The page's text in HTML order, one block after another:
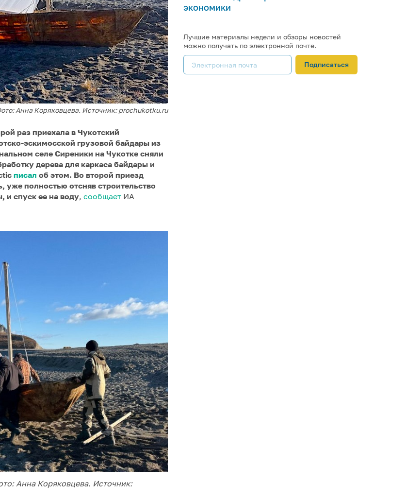
Анна Коряковцева. Источник: prochukotku.ru
раз приехала в Чукотский
эскимосской грузовой байдары из
селе Сиреники на Чукотке сняли
дерева для каркаса байдары и
писал об этом. Во второй приезд
уже полностью отсняв строительство
и спуск ее на воду, сообщает ИА
Анна Коряковцева. Источник:
экономики
Лучшие материалы недели и обзоры новостей
можно получать по электронной почте.
Подписаться